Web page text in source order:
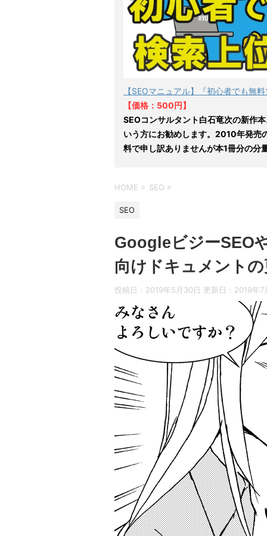
【SEOマニュアル】『初心者でも無
【価格：500円】
SEOコンサルタント白石竜次の新作
いう方にお勧めします。2010年発売
料で申し訳ありませんが本1冊分の分
HOME > SEO >
SEO
GoogleビジーSEO
向けドキュメント
投稿日：2019年5月30日 更新日： 2019年7